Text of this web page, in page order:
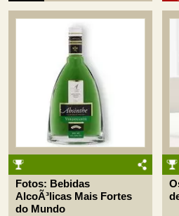
Fotos: Bebidas
AlcoÃ³licas Mais Fortes
do Mundo